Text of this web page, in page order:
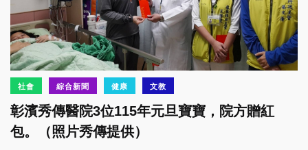
社會 綜合新聞 健康 文教
彰濱秀傳醫院3位115年元旦寶寶，院方贈紅
包。（照片秀傳提供）